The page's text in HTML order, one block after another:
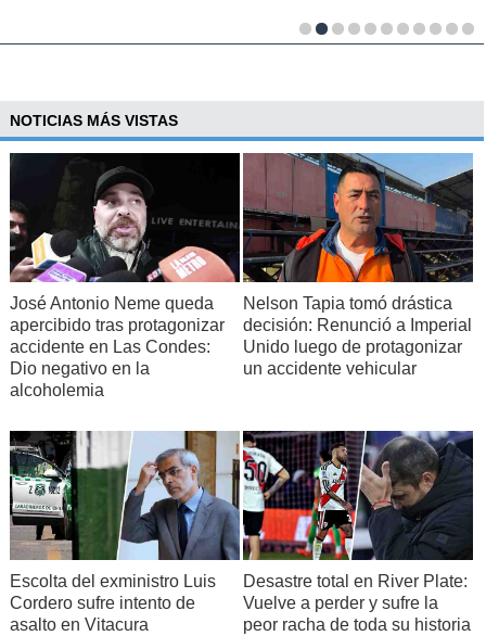
NOTICIAS MÁS VISTAS
José Antonio Neme queda
apercibido tras protagonizar
accidente en Las Condes:
Dio negativo en la
alcoholemia
Nelson Tapia tomó drástica
decisión: Renunció a Imperial
Unido luego de protagonizar
un accidente vehicular
Escolta del exministro Luis
Cordero sufre intento de
asalto en Vitacura
Desastre total en River Plate:
Vuelve a perder y sufre la
peor racha de toda su historia